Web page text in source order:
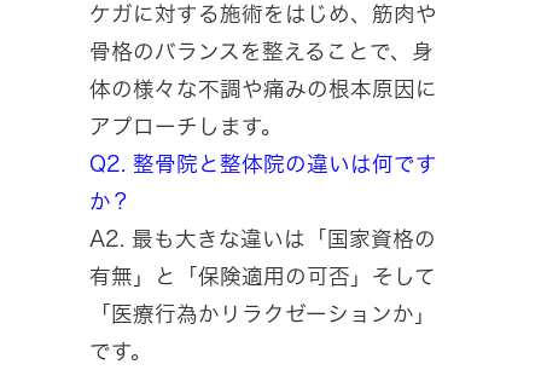
ケガに対する施術をはじめ、筋肉や
骨格のバランスを整えることで、身
体の様々な不調や痛みの根本原因に
アプローチします。
Q2. 整骨院と整体院の違いは何です
か？
A2. 最も大きな違いは「国家資格の
有無」と「保険適用の可否」そして
「医療行為かリラクゼーションか」
です。